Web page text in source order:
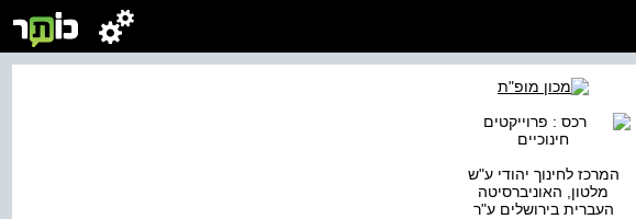
המרכז לחינוך יהודי ע"ש
מלטון, האוניברסיטה
העברית בירושלים ע"ר